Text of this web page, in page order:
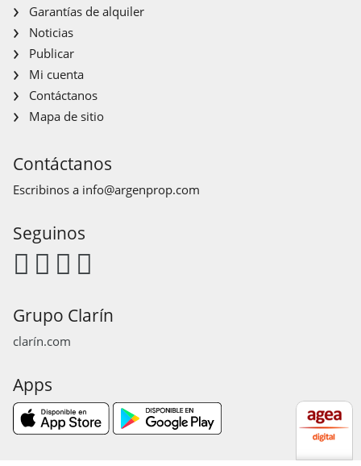
Garantías de alquiler
Noticias
Publicar
Mi cuenta
Contáctanos
Mapa de sitio
Contáctanos
Escribinos a info@argenprop.com
Seguinos
Grupo Clarín
clarín.com
Apps